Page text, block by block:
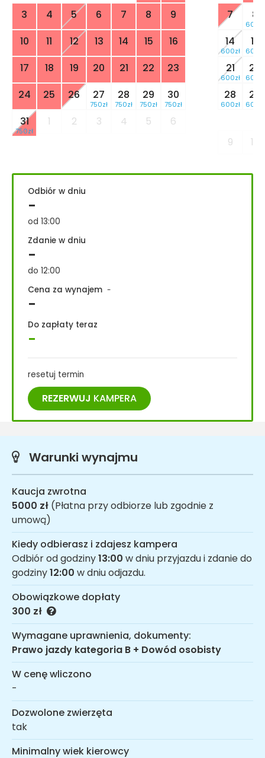
3
4 5 6 7 8
9
10
11 12 13 14 15
16
17
18 19 20 21 22
23
24
25 26 27
750zł
28
750zł
29
750zł
30
750zł
31
750zł
1 2 3 4 5 6
7
8
600zł
14
600zł
15
600zł
21
600zł
22
600zł
28
600zł
29
600zł
9 10
Odbiór w dniu
-
od 13:00
Zdanie w dniu
-
do 12:00
Cena za wynajem -
-
Do zapłaty teraz
-
resetuj termin
REZERWUJ KAMPERA
Warunki wynajmu
Kaucja zwrotna
5000 zł (Płatna przy odbiorze lub zgodnie z
umową)
Kiedy odbierasz i zdajesz kampera
Odbiór od godziny13:00 w dniu przyjazdu i zdanie do
godziny12:00 w dniu odjazdu.
Obowiązkowe dopłaty
300 zł
Wymagane uprawnienia, dokumenty:
Prawo jazdy kategoria B + Dowód osobisty
W cenę wliczono
-
Dozwolone zwierzęta
tak
Minimalny wiek kierowcy